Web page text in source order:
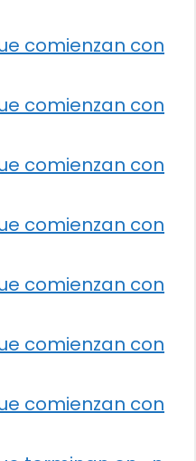
comienzan con
comienzan con
comienzan con
comienzan con
comienzan con
comienzan con
comienzan con